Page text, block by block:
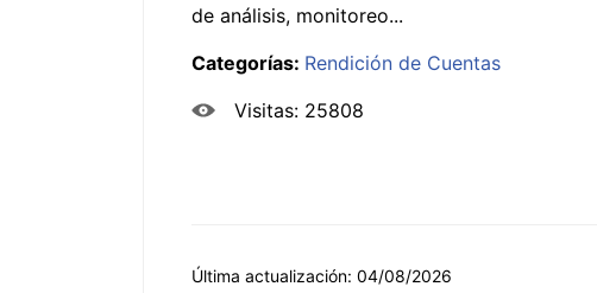
de análisis, monitoreo...
Categorías: Rendición de Cuentas
Visitas: 25808
Última actualización: 04/08/2026